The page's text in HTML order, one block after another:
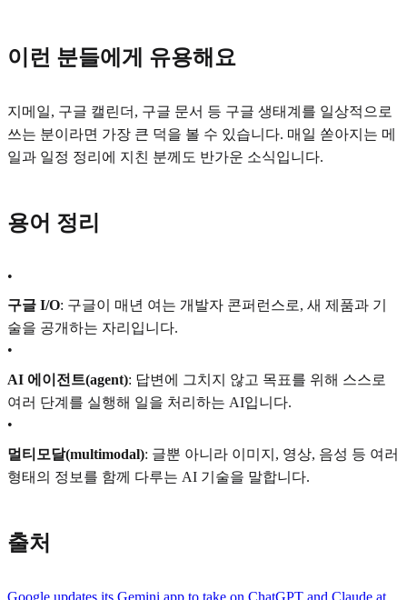
이런 분들에게 유용해요
지메일, 구글 캘린더, 구글 문서 등 구글 생태계를 일상적으로
쓰는 분이라면 가장 큰 덕을 볼 수 있습니다. 매일 쏟아지는 메
일과 일정 정리에 지친 분께도 반가운 소식입니다.
용어 정리
•
구글 I/O: 구글이 매년 여는 개발자 콘퍼런스로, 새 제품과 기
술을 공개하는 자리입니다.
•
AI 에이전트(agent): 답변에 그치지 않고 목표를 위해 스스로
여러 단계를 실행해 일을 처리하는 AI입니다.
•
멀티모달(multimodal): 글뿐 아니라 이미지, 영상, 음성 등 여러
형태의 정보를 함께 다루는 AI 기술을 말합니다.
출처
Google updates its Gemini app to take on ChatGPT and Claude at